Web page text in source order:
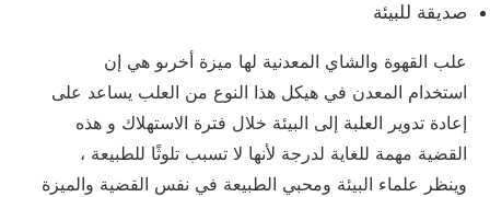
صديقة للبيئة
علب القهوة والشاي المعدنية لها ميزة أخرىو هي إن
استخدام المعدن في هيكل هذا النوع من العلب يساعد على
إعادة تدوير العلبة إلى البيئة خلال فترة الاستهلاك و هذه
القضية مهمة للغاية لدرجة لأنها لا تسبب تلوثًا للطبيعة ،
وينظر علماء البيئة ومحبي الطبيعة في نفس القضية والميزة